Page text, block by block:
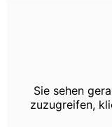
Sie sehen
zuzugreifen,